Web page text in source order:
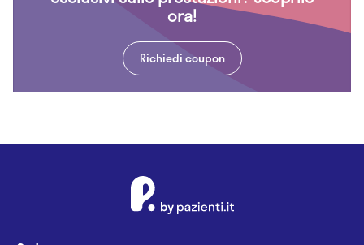
ora!
Richiedi coupon